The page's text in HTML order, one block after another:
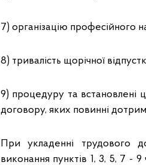
7) організацію професійного
8) тривалість щорічної
9) процедуру та
договору, яких повинні
При укладенні трудового
виконання пунктів 1, 3, 5, 7 - 9